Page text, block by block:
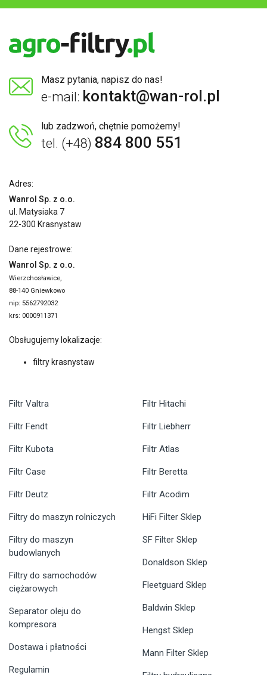
Masz pytania, napisz do nas!
e-mail: kontakt@wan-rol.pl
lub zadzwoń, chętnie pomożemy!
tel. (+48) 884 800 551
Adres:
Wanrol Sp. z o.o.
ul. Matysiaka 7
22-300 Krasnystaw
Dane rejestrowe:
Wanrol Sp. z o.o.
Wierzchosławice,
88-140 Gniewkowo
nip: 5562792032
krs: 0000911371
Obsługujemy lokalizacje:
filtry krasnystaw
Filtr Valtra
Filtr Fendt
Filtr Kubota
Filtr Case
Filtr Deutz
Filtr Hitachi
Filtr Liebherr
Filtr Atlas
Filtr Beretta
Filtr Acodim
Filtry do maszyn rolniczych
Filtry do maszyn
budowlanych
Filtry do samochodów
ciężarowych
Separator oleju do
kompresora
Dostawa i płatności
Regulamin
HiFi Filter Sklep
SF Filter Sklep
Donaldson Sklep
Fleetguard Sklep
Baldwin Sklep
Hengst Sklep
Mann Filter Sklep